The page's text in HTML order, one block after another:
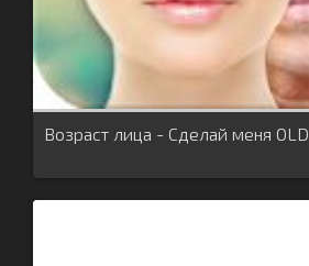
Возраст лица - Сделай меня OLD